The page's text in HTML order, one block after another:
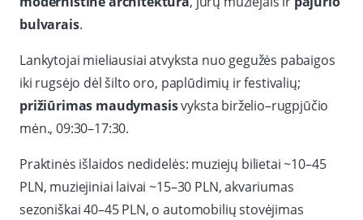
bulvarais.
Lankytojai mieliausiai atvyksta nuo gegužės pabaigos
iki rugsėjo dėl šilto oro, paplūdimių ir festivalių;
prižiūrimas maudymasisvyksta birželio–rugpjūčio
mėn., 09:30–17:30.
Praktinės išlaidos nedidelės: muziejų bilietai ~10–45
PLN, muziejiniai laivai ~15–30 PLN, akvariumas
sezoniškai 40–45 PLN, o automobilių stovėjimas